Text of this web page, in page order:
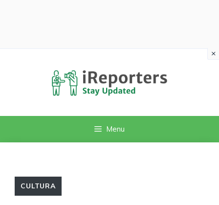
Menu
CULTURA
×